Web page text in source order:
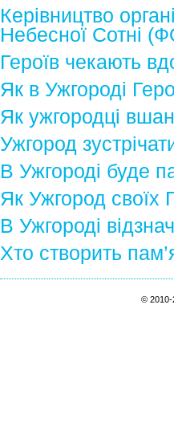
Керівництво
Небесної Сотні
Героїв чекають
Як в Ужгороді
Як ужгородці
Ужгород
В Ужгороді буде
Як Ужгород
В Ужгороді
Хто створить
© 2010-